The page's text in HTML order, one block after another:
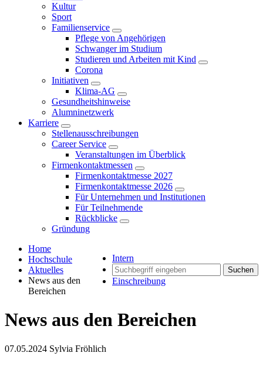
Kultur
Sport
Familienservice
Pflege von Angehörigen
Schwanger im Studium
Studieren und Arbeiten mit Kind
Corona
Initiativen
Klima-AG
Gesundheitshinweise
Alumninetzwerk
Karriere
Stellenausschreibungen
Career Service
Veranstaltungen im Überblick
Firmenkontaktmessen
Firmenkontaktmesse 2027
Firmenkontaktmesse 2026
Für Unternehmen und Institutionen
Für Teilnehmende
Rückblicke
Gründung
Intern
Suchen
Einschreibung
Home
Hochschule
Aktuelles
News aus den
Bereichen
News aus den Bereichen
07.05.2024 Sylvia Fröhlich